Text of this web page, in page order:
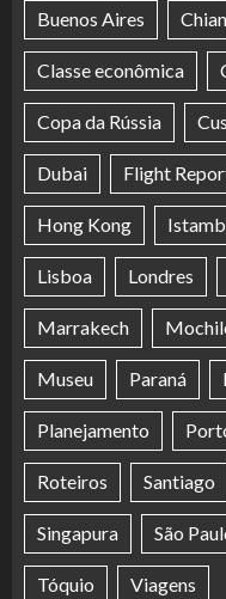
Buenos Aires
Classe econômica
Copa da Rússia
Dubai Flight
Hong Kong
Lisboa Londres
Marrakech
Museu Paraná
Planejamento
Roteiros Santiago
Singapura São
Tóquio Viagens